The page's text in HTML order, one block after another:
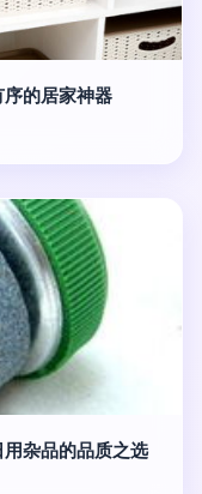
的居家神器
杂品的品质之选